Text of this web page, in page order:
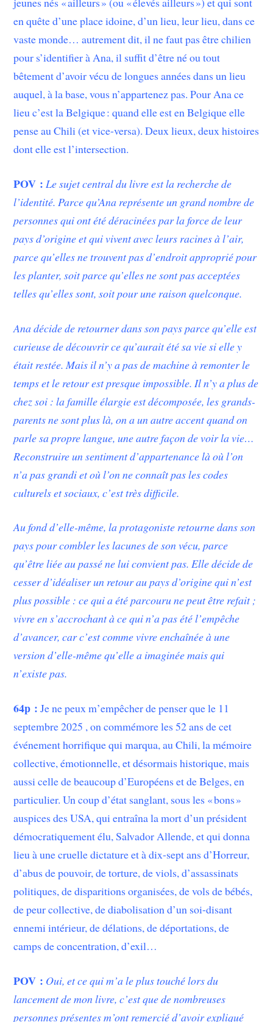
en quête d’une place idoine, d’un lieu, leur lieu, dans ce
vaste monde… autrement dit, il ne faut pas être chilien
pour s’identifier à Ana, il suffit d’être né ou tout
bêtement d’avoir vécu de longues années dans un lieu
auquel, à la base, vous n’appartenez pas. Pour Ana ce
lieu c’est la Belgique : quand elle est en Belgique elle
pense au Chili (et vice-versa). Deux lieux, deux histoires
dont elle est l’intersection.
POV : Le sujet central du livre est la recherche de
l’identité. Parce qu’Ana représente un grand nombre de
personnes qui ont été déracinées par la force de leur
pays d’origine et qui vivent avec leurs racines à l’air,
parce qu’elles ne trouvent pas d’endroit approprié pour
les planter, soit parce qu’elles ne sont pas acceptées
telles qu’elles sont, soit pour une raison quelconque.
Ana décide de retourner dans son pays parce qu’elle est
curieuse de découvrir ce qu’aurait été sa vie si elle y
était restée. Mais il n’y a pas de machine à remonter le
temps et le retour est presque impossible. Il n’y a plus de
chez soi : la famille élargie est décomposée, les grands-
parents ne sont plus là, on a un autre accent quand on
parle sa propre langue, une autre façon de voir la vie…
Reconstruire un sentiment d’appartenance là où l’on
n’a pas grandi et où l’on ne connaît pas les codes
culturels et sociaux, c’est très difficile.
Au fond d’elle-même, la protagoniste retourne dans son
pays pour combler les lacunes de son vécu, parce
qu’être liée au passé ne lui convient pas. Elle décide de
cesser d’idéaliser un retour au pays d’origine qui n’est
plus possible : ce qui a été parcouru ne peut être refait ;
vivre en s’accrochant à ce qui n’a pas été l’empêche
d’avancer, car c’est comme vivre enchaînée à une
version d’elle-même qu’elle a imaginée mais qui
n’existe pas.
64p : Je ne peux m’empêcher de penser que le 11
septembre 2025 , on commémore les 52 ans de cet
événement horrifique qui marqua, au Chili, la mémoire
collective, émotionnelle, et désormais historique, mais
aussi celle de beaucoup d’Européens et de Belges, en
particulier. Un coup d’état sanglant, sous les « bons »
auspices des USA, qui entraîna la mort d’un président
démocratiquement élu, Salvador Allende, et qui donna
lieu à une cruelle dictature et à dix-sept ans d’Horreur,
d’abus de pouvoir, de torture, de viols, d’assassinats
politiques, de disparitions organisées, de vols de bébés,
de peur collective, de diabolisation d’un soi-disant
ennemi intérieur, de délations, de déportations, de
camps de concentration, d’exil…
POV : Oui, et ce qui m’a le plus touché lors du
lancement de mon livre, c’est que de nombreuses
personnes présentes m’ont remercié d’avoir expliqué